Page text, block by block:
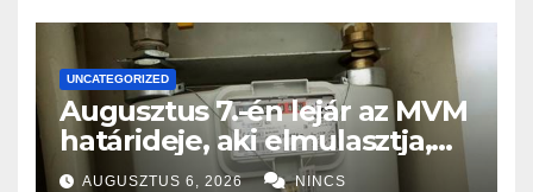
UNCATEGORIZED
Augusztus 7.-én lejár az MVM
határideje, aki elmulasztja,
nagy bajba kerülhet!
AUGUSZTUS 6, 2026 NINCS